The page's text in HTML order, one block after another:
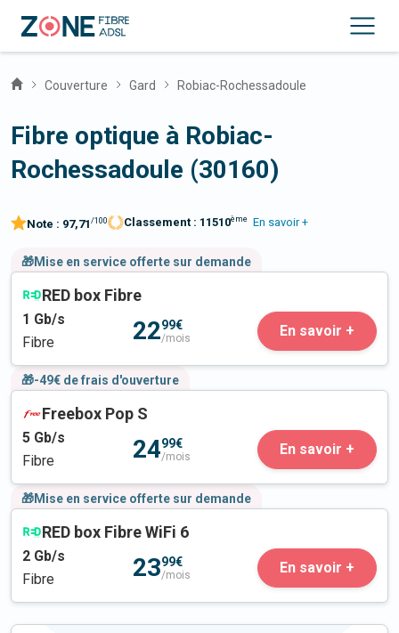
Couverture Gard Robiac-Rochessadoule
Fibre optique à Robiac-
Rochessadoule (30160)
Note : 97,71 /100 Classement : 11510ème En savoir +
🎁Mise en service offerte sur demande
RED box Fibre
1 Gb/s
Fibre
2299€
/mois En savoir +
🎁-49€ de frais d'ouverture
Freebox Pop S
5 Gb/s
Fibre
2499€
/mois En savoir +
🎁Mise en service offerte sur demande
RED box Fibre WiFi 6
2 Gb/s
Fibre
2399€
/mois En savoir +